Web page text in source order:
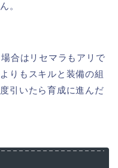
。
合はリセマラもアリで
りもスキルと装備の組
引いたら育成に進んだ